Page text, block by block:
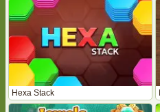
Hexa Stack